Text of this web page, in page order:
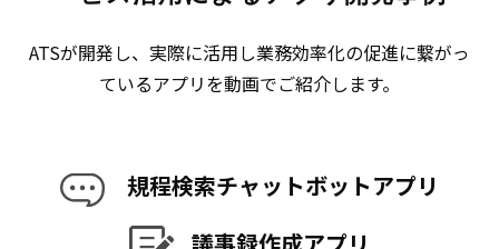
ATSが開発し、実際に活用し業務効率化の促進に繋がっ
ているアプリを動画でご紹介します。
規程検索チャットボットアプリ
議事録作成アプリ